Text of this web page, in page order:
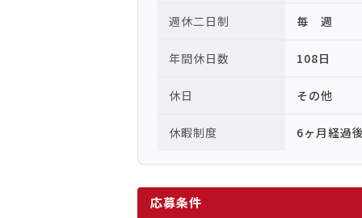
週休二日制 毎 週
年間休日数 108日
休日 その他
休暇制度 6ヶ月経過
応募条件